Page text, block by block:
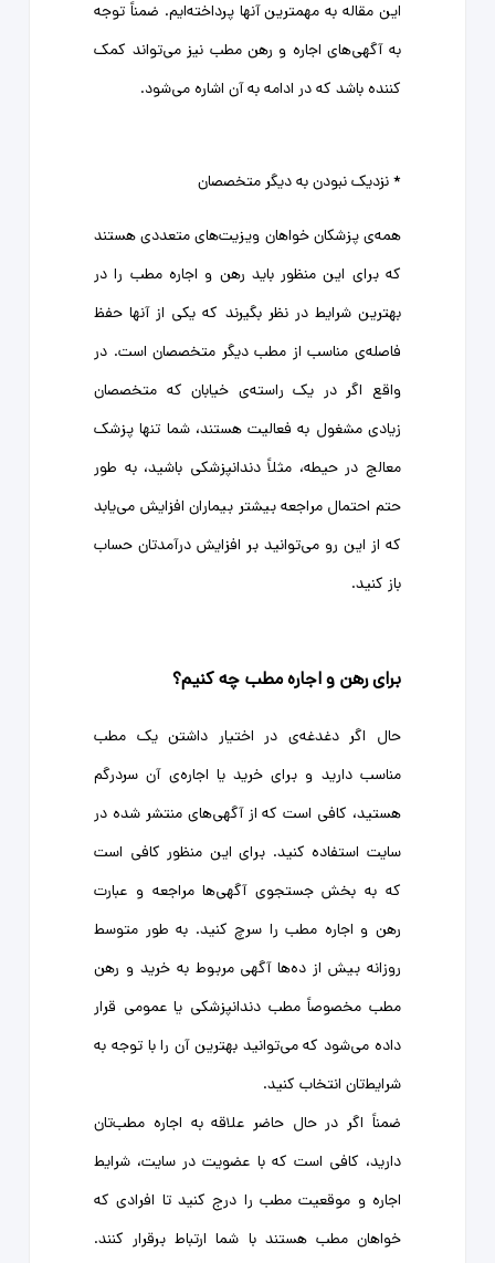
این مقاله به مهمترین آنها پرداخته‌ایم. ضمناً توجه
به آگهی‌های اجاره و رهن مطب نیز می‌تواند کمک
کننده باشد که در ادامه به آن اشاره می‌شود.
* نزدیک نبودن به دیگر متخصصان
همه‌ی پزشکان خواهان ویزیت‌های متعددی هستند
که برای این منظور باید رهن و اجاره مطب را در
بهترین شرایط در نظر بگیرند که یکی از آنها حفظ
فاصله‌ی مناسب از مطب دیگر متخصصان است. در
واقع اگر در یک راسته‌ی خیابان که متخصصان
زیادی مشغول به فعالیت هستند، شما تنها پزشک
معالج در حیطه، مثلاً دندانپزشکی باشید، به طور
حتم احتمال مراجعه بیشتر بیماران افزایش می‌یابد
که از این رو می‌توانید بر افزایش درآمدتان حساب
باز کنید.
برای رهن و اجاره مطب چه کنیم؟
حال اگر دغدغه‌ی در اختیار داشتن یک مطب
مناسب دارید و برای خرید یا اجاره‌ی آن سردرگم
هستید، کافی است که از آگهی‌های منتشر شده در
سایت استفاده کنید. برای این منظور کافی است
که به بخش جستجوی آگهی‌ها مراجعه و عبارت
رهن و اجاره مطب را سرچ کنید. به طور متوسط
روزانه بیش از ده‌ها آگهی مربوط به خرید و رهن
مطب مخصوصاً مطب دندانپزشکی یا عمومی قرار
داده می‌شود که می‌توانید بهترین آن را با توجه به
شرایط‌تان انتخاب کنید.
ضمناً اگر در حال حاضر علاقه به اجاره مطب‌تان
دارید، کافی است که با عضویت در سایت، شرایط
اجاره و موقعیت مطب را درج کنید تا افرادی که
خواهان مطب هستند با شما ارتباط برقرار کنند.